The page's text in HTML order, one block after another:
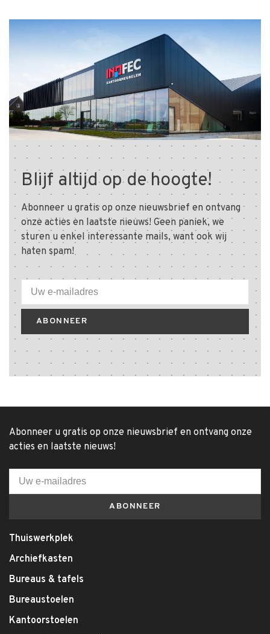
Blijf altijd op de hoogte!
Abonneer u gratis op onze nieuwsbrief en ontvang
onze acties en laatste nieuws! Geen paniek, we
sturen u enkel interessante mails, want ook wij
haten spam!
ABONNEER
Abonneer u gratis op onze nieuwsbrief en ontvang onze
acties en laatste nieuws!
ABONNEER
Thuiswerkplek
Archiefkasten
Bureaus & tafels
Bureaustoelen
Kantoorstoelen